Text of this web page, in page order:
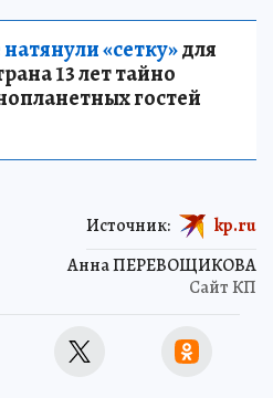
«сетку»для
13 лет тайно
гостей
Анна ПЕРЕВОЩИКОВА
Сайт КП
Источник: kp.ru